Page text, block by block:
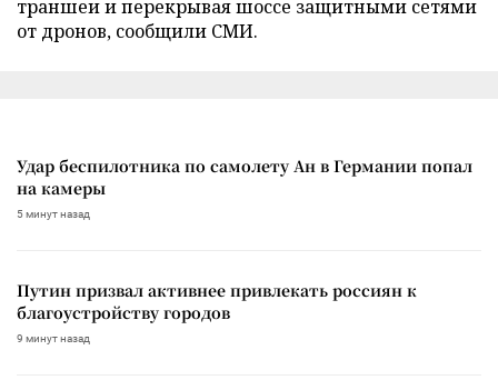
траншеи и перекрывая шоссе защитными сетями
от дронов, сообщили СМИ.
Удар беспилотника по самолету Ан в Германии попал
на камеры
5 минут назад
Путин призвал активнее привлекать россиян к
благоустройству городов
9 минут назад